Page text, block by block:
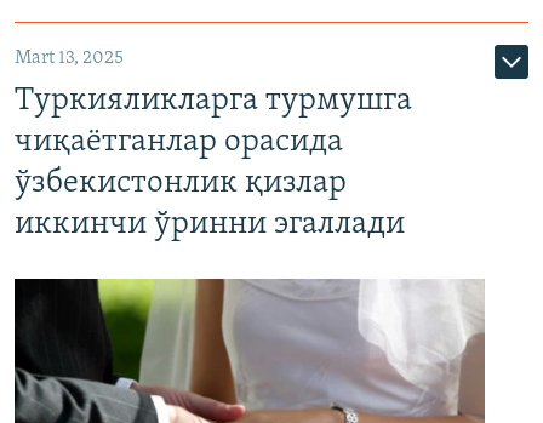
Mart 13, 2025
Туркияликларга турмушга
чиқаётганлар орасида
ўзбекистонлик қизлар
иккинчи ўринни эгаллади